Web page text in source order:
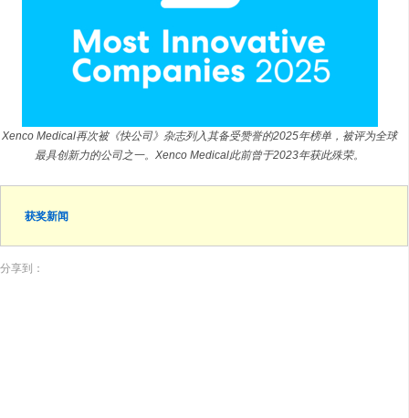
Xenco Medical再次被《快公司》杂志列入其备受赞誉的2025年榜单，被评为全球
最具创新力的公司之一。Xenco Medical此前曾于2023年获此殊荣。
获奖新闻
分享到：